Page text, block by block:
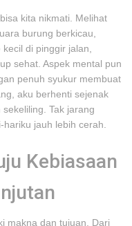
kita nikmati. Melihat
burung berkicau,
di pinggir jalan,
sehat. Aspek mental pun
penuh syukur membuat
aku berhenti sejenak
Tak jarang
jauh lebih cerah.
Kebiasaan
makna dan tujuan. Dari